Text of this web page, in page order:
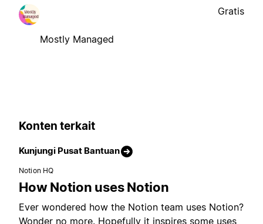
Mostly Managed
Gratis
Konten terkait
Kunjungi Pusat Bantuan
Notion HQ
How Notion uses Notion
Ever wondered how the Notion team uses Notion?
Wonder no more. Hopefully it inspires some uses